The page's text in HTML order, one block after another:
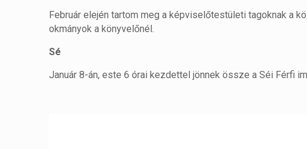
Február elején tartom meg a képviselőtestületi tagoknak a
okmányok a könyvelőnél.
Sé
Január 8-án, este 6 órai kezdettel jönnek össze a Séi Férfi